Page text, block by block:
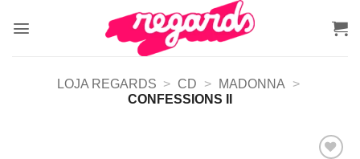
LOJA REGARDS > CD > MADONNA
>
CONFESSIONS II